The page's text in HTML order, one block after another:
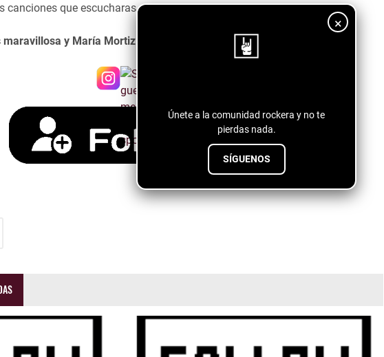
×
Únete a la comunidad rockera y no te
pierdas nada.
SÍGUENOS
canciones que escucharas en tu vida.
y María Mortiz nos trae una mezcla de su folklore music